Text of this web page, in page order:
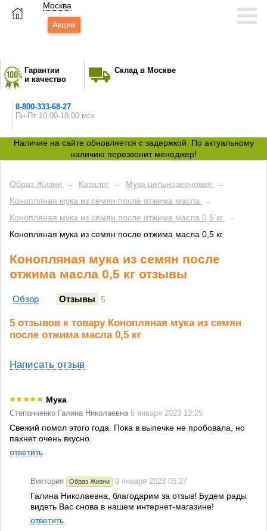
Москва
Акции
Гарантии
и качество
Склад в Москве
8-800-333-68-27
Пн-Пт 10:00-18:00 мск
Наличие на сайте обновляется с задержкой. По актуальному
наличию перезвонит менеджер!
Образ Жизни → Каталог → Мука цельнозерновая
→
Конопляная мука из семян после отжима масла
→
Конопляная мука из семян после отжима масла 0,5 кг
→
Конопляная мука из семян после отжима масла 0,5 кг
Конопляная мука из семян после
отжима масла 0,5 кг отзывы
Обзор Отзывы 5
5 отзывов к товару Конопляная мука из семян
после отжима масла 0,5 кг
Написать отзыв
Мука
Степанченко Галина Николаевна 6 января 2023 13:25
Свежий помол этого года. Пока в выпечке не пробовала, но
пахнет очень вкусно.
ответить
Виктория Образ Жизни 9 января 2023 05:27
Галина Николаевна, благодарим за отзыв! Будем рады
видеть Вас снова в нашем интернет-магазине!
ответить